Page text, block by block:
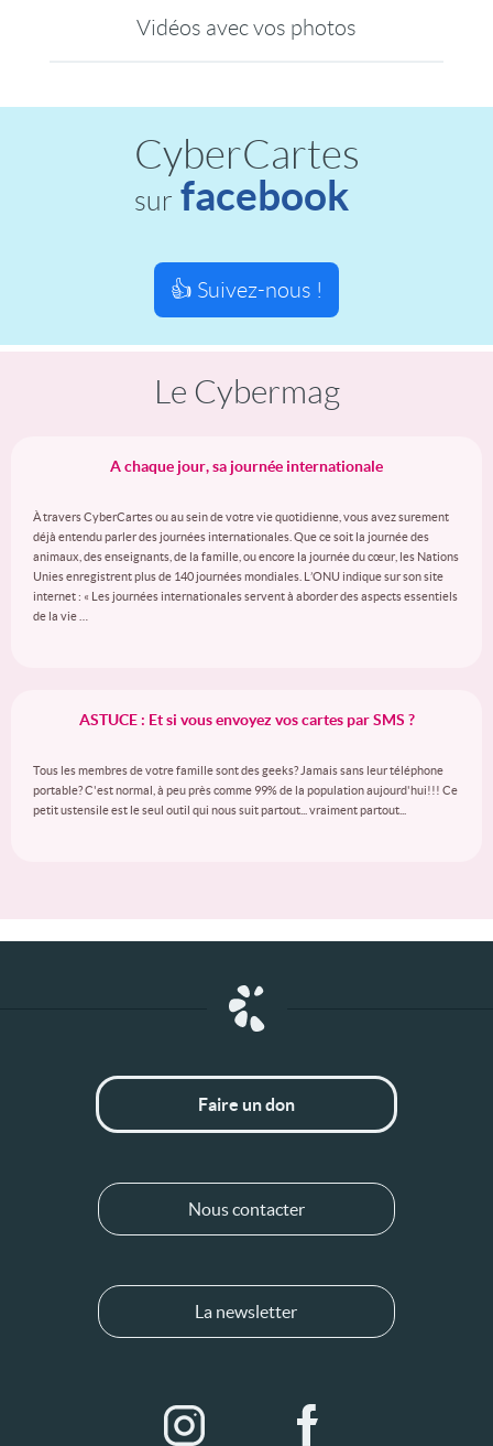
Vidéos avec vos photos
CyberCartes
sur facebook
👍 Suivez-nous !
Le Cybermag
A chaque jour, sa journée internationale
À travers CyberCartes ou au sein de votre vie quotidienne, vous avez surement
déjà entendu parler des journées internationales. Que ce soit la journée des
animaux, des enseignants, de la famille, ou encore la journée du cœur, les Nations
Unies enregistrent plus de 140 journées mondiales. L’ONU indique sur son site
internet : « Les journées internationales servent à aborder des aspects essentiels
de la vie …
ASTUCE : Et si vous envoyez vos cartes par SMS ?
Tous les membres de votre famille sont des geeks? Jamais sans leur téléphone
portable? C'est normal, à peu près comme 99% de la population aujourd'hui!!! Ce
petit ustensile est le seul outil qui nous suit partout... vraiment partout...
Faire un don
Nous contacter
La newsletter